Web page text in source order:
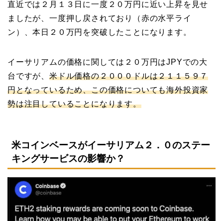
直近では２月１３日に一度２０万円に近い上昇を見せ
ましたが、一度押し戻されており（赤の水平ライ
ン）、本日２０万円を突破したことになります。
イーサリアムの価格に関しては２０万円はJPYでの大
台ですが、 米ドル価格の２０００ドルは２１１５９７
円となっているため、この価格についても海外投資家
勢は注目していることになります。
米コインベースがイーサリアム２．０のステー
キングサービスの影響か？